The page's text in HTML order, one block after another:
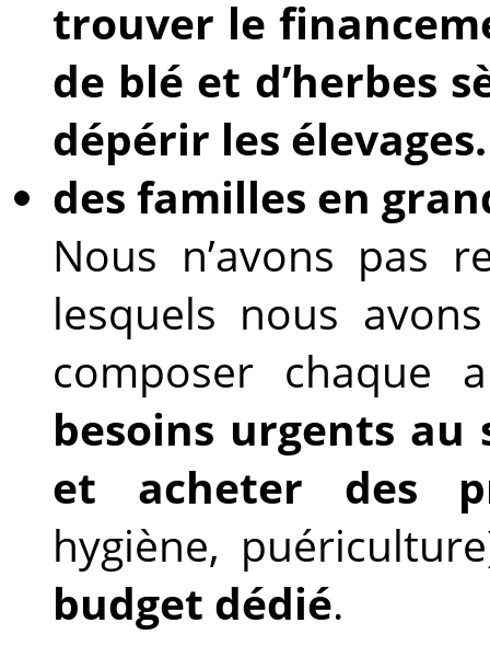
trouver le
de blé et d’herbes
dépérir les élevages.
des familles en
Nous n’avons pas
lesquels nous
composer chaque
besoins urgents
et acheter des
hygiène,
budget dédié.